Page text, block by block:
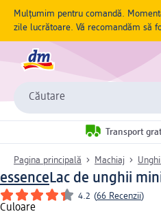
Mulțumim pentru comandă.
zile lucrătoare. Vă recomandăm să
Căutare
Transport
Pagina principală Machiaj Unghii
essenceLac de unghii
4.2 (66 Recenzii)
Culoare